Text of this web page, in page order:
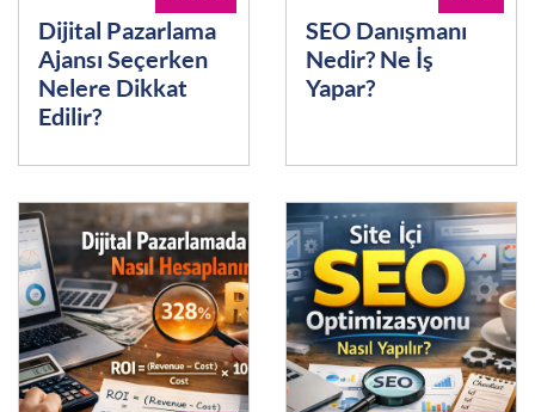
Dijital Pazarlama
Ajansı Seçerken
Nelere Dikkat
Edilir?
SEO Danışmanı
Nedir? Ne İş
Yapar?